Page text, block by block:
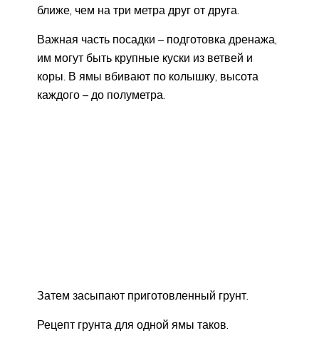
ближе, чем на три метра друг от друга.
Важная часть посадки – подготовка дренажа,
им могут быть крупные куски из ветвей и
коры. В ямы вбивают по колышку, высота
каждого – до полуметра.
Затем засыпают приготовленный грунт.
Рецепт грунта для одной ямы таков.